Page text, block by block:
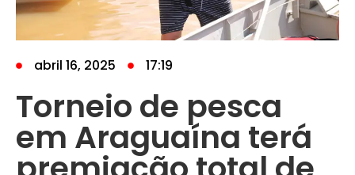
abril 16, 2025 17:19
Torneio de pesca
em Araguaína terá